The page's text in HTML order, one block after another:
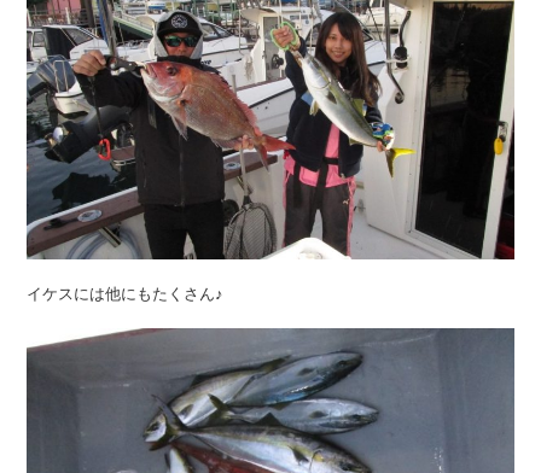
イケスには他にもたくさん♪